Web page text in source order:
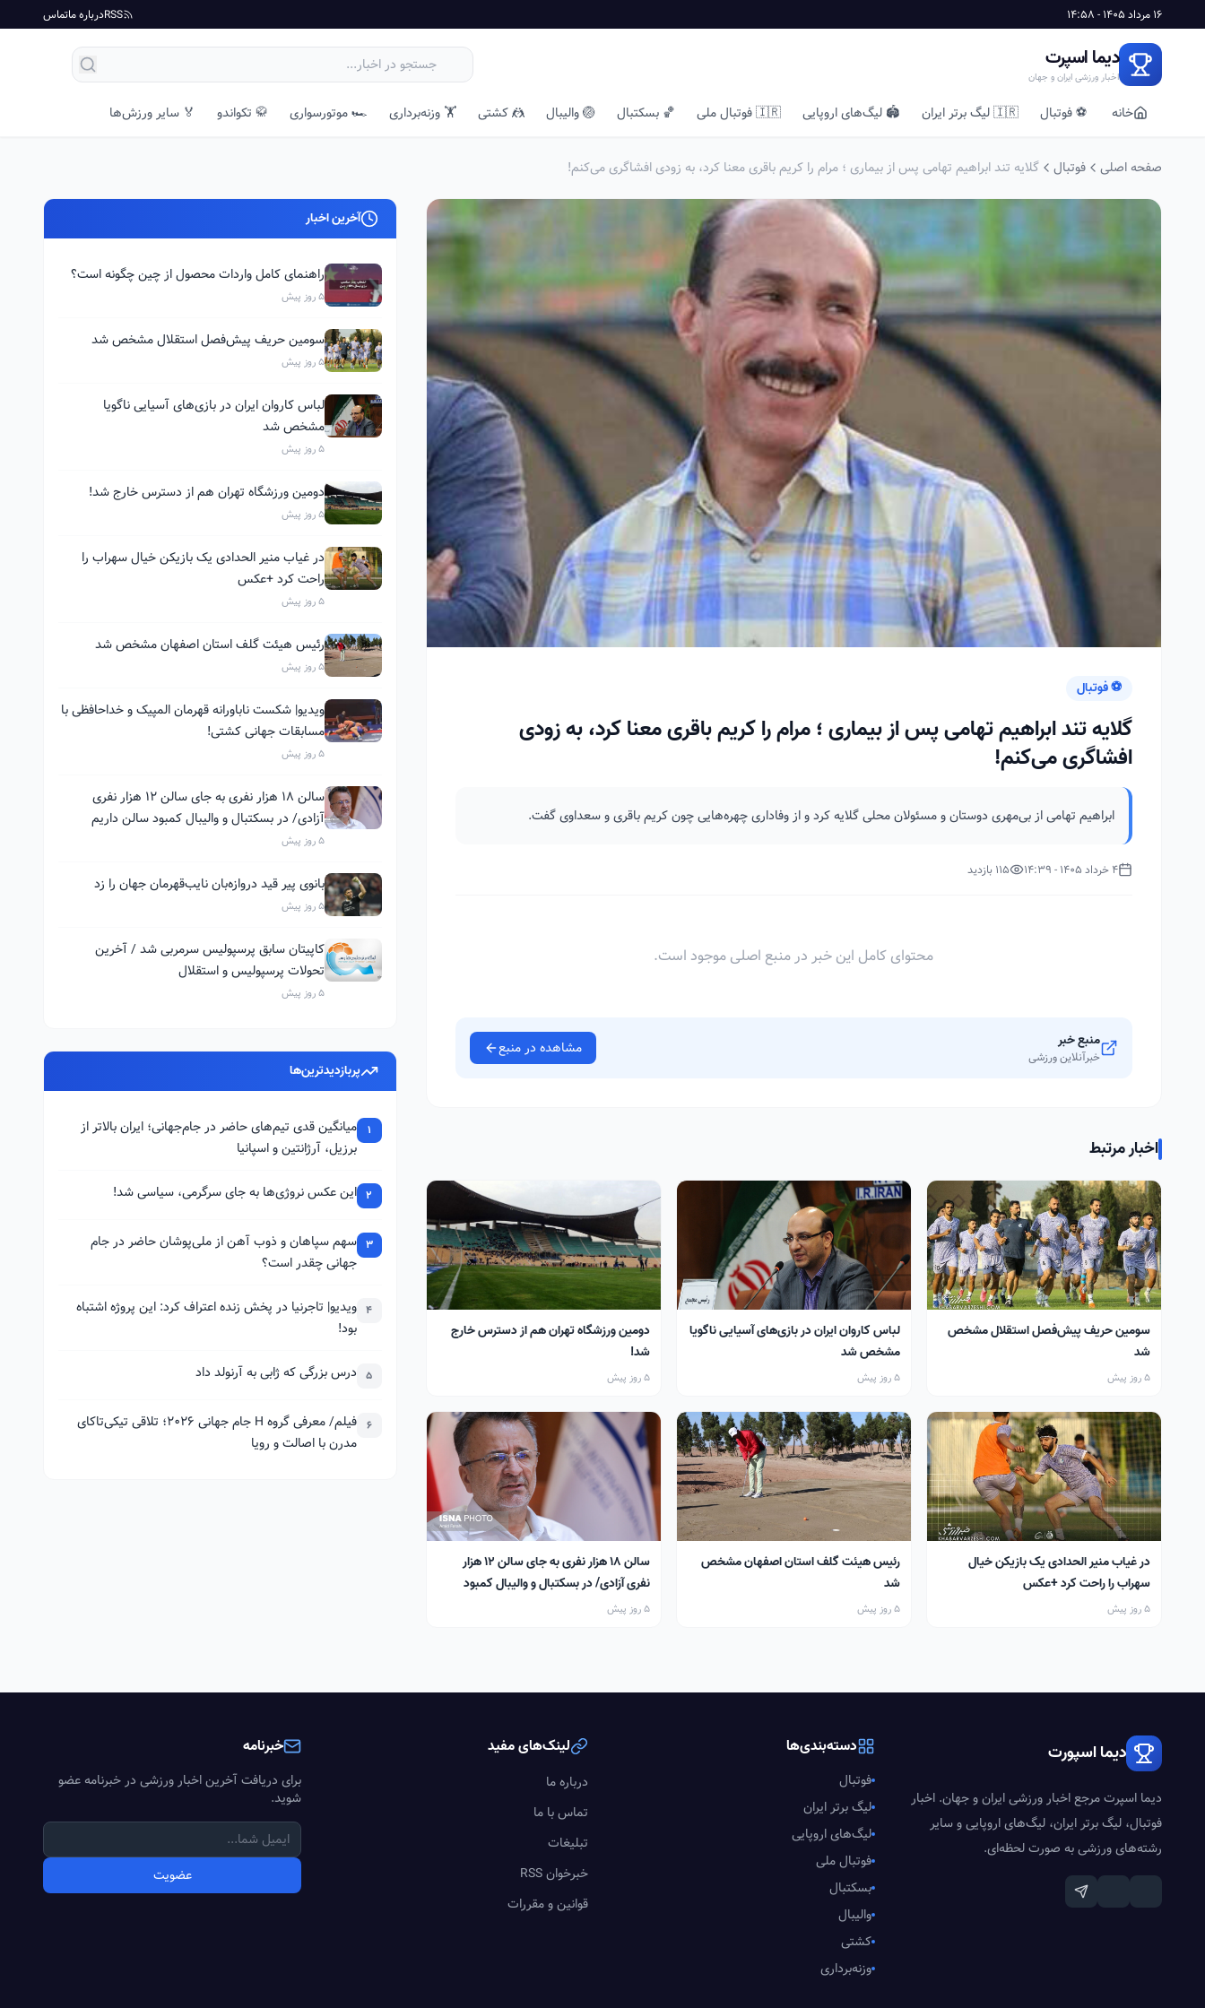
16 مرداد 1405 - 14:58 RSSدرباره ماتماس
دیما اسپرت
اخبار ورزشی ایران و جهان
خانه ⚽ فوتبال 🇮🇷 لیگ برتر ایران 🏟️ لیگ‌های اروپایی 🇮🇷 فوتبال ملی 🏀 بسکتبال 🏐 والیبال 🤼 کشتی 🏋️ وزنه‌برداری 🏎️ موتورسواری 🥋 تکواندو 🏅 سایر ورزش‌ها
صفحه اصلی فوتبال گلایه تند ابراهیم تهامی پس از بیماری ؛ مرام را کریم باقری معنا کرد، به زودی افشاگری می‌کنم!
⚽ فوتبال
گلایه تند ابراهیم تهامی پس از بیماری ؛ مرام را کریم باقری معنا کرد، به زودی
افشاگری می‌کنم!
ابراهیم تهامی از بی‌مهری دوستان و مسئولان محلی گلایه کرد و از وفاداری چهره‌هایی چون کریم باقری و سعداوی گفت.
4 خرداد 1405 - 14:39 115 بازدید
محتوای کامل این خبر در منبع اصلی موجود است.
منبع خبر
خبرآنلاین ورزشی مشاهده در منبع
اخبار مرتبط
سومین حریف پیش‌فصل استقلال مشخص
شد
5 روز پیش
لباس کاروان ایران در بازی‌های آسیایی ناگویا
مشخص شد
5 روز پیش
دومین ورزشگاه تهران هم از دسترس خارج
شد!
5 روز پیش
در غیاب منیر الحدادی یک بازیکن خیال
سهراب را راحت کرد +عکس
5 روز پیش
رئیس هیئت گلف استان اصفهان مشخص
شد
5 روز پیش
سالن ۱۸ هزار نفری به جای سالن ۱۲ هزار
نفری آزادی/ در بسکتبال و والیبال کمبود
سالن داریم
5 روز پیش
آخرین اخبار
راهنمای کامل واردات محصول از چین چگونه است؟
5 روز پیش
سومین حریف پیش‌فصل استقلال مشخص شد
5 روز پیش
لباس کاروان ایران در بازی‌های آسیایی ناگویا
مشخص شد
5 روز پیش
دومین ورزشگاه تهران هم از دسترس خارج شد!
5 روز پیش
در غیاب منیر الحدادی یک بازیکن خیال سهراب را
راحت کرد +عکس
5 روز پیش
رئیس هیئت گلف استان اصفهان مشخص شد
5 روز پیش
ویدیو| شکست ناباورانه قهرمان المپیک و خداحافظی با
مسابقات جهانی کشتی!
5 روز پیش
سالن ۱۸ هزار نفری به جای سالن ۱۲ هزار نفری
آزادی/ در بسکتبال و والیبال کمبود سالن داریم
5 روز پیش
بانوی پیر قید دروازه‌بان نایب‌قهرمان جهان را زد
5 روز پیش
کاپیتان سابق پرسپولیس سرمربی شد / آخرین
تحولات پرسپولیس و استقلال
5 روز پیش
پربازدیدترین‌ها
1
میانگین قدی تیم‌های حاضر در جام‌جهانی؛ ایران بالاتر از
برزیل، آرژانتین و اسپانیا
2 این عکس نروژی‌ها به جای سرگرمی، سیاسی شد!
3 سهم سپاهان و ذوب آهن از ملی‌پوشان حاضر در جام
جهانی چقدر است؟
4 ویدیو| تاجرنیا در پخش زنده اعتراف کرد: این پروژه اشتباه
بود!
5 درس بزرگی که ژابی به آرنولد داد
6
فیلم/ معرفی گروه H جام جهانی 2026؛ تلاقی تیکی‌تاکای
مدرن با اصالت و رویا
دیما اسپورت
دیما اسپرت مرجع اخبار ورزشی ایران و جهان. اخبار
فوتبال، لیگ برتر ایران، لیگ‌های اروپایی و سایر
رشته‌های ورزشی به صورت لحظه‌ای.
دسته‌بندی‌ها
فوتبال
لیگ برتر ایران
لیگ‌های اروپایی
فوتبال ملی
بسکتبال
والیبال
کشتی
وزنه‌برداری
لینک‌های مفید
درباره ما
تماس با ما
تبلیغات
خبرخوان RSS
قوانین و مقررات
خبرنامه
برای دریافت آخرین اخبار ورزشی در خبرنامه عضو
شوید.
عضویت